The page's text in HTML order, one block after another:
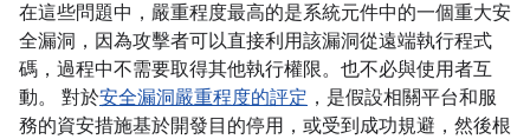
在這些問題中，嚴重程度最高的是系統元件中的一個重大安
全漏洞，因為攻擊者可以直接利用該漏洞從遠端執行程式
碼，過程中不需要取得其他執行權限。也不必與使用者互
動。 對於安全漏洞嚴重程度的評定 ，是假設相關平台和服
務的資安措施基於開發目的停用，或受到成功規避，然後根